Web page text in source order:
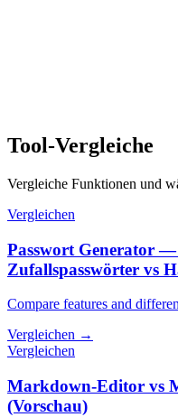
Tool-Vergleiche
Vergleiche Funktionen und
Vergleichen
Passwort Generator
Zufallspasswörter vs
Compare features and
Vergleichen →
Vergleichen
Markdown-Editor vs
(Vorschau)